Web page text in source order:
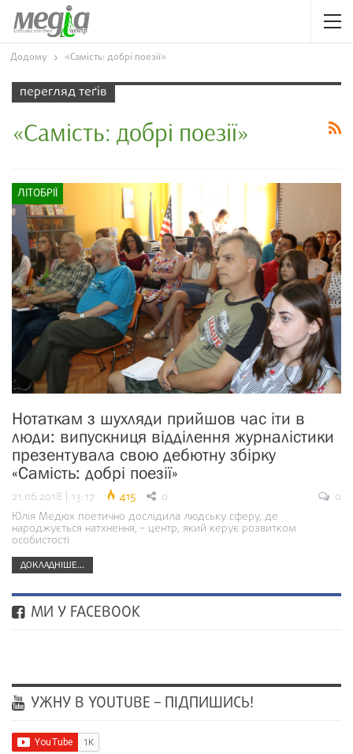
Додому «Самість: добрі поезії»
перегляд теґів
«Самість: добрі поезії»
ЛІТОБРІЇ
Нотаткам з шухляди прийшов час іти в
люди: випускниця відділення журналістики
презентувала свою дебютну збірку
«Самість: добрі поезії»
21.06.2018 | 13:17 415 0
0
Юлія Медюх поетично дослідила людську сферу, де
народжується натхнення, – центр, який керує розвитком
особистості
ДОКЛАДНІШЕ...
МИ У FACEBOOK
УЖНУ В YOUTUBE – ПІДПИШИСЬ!